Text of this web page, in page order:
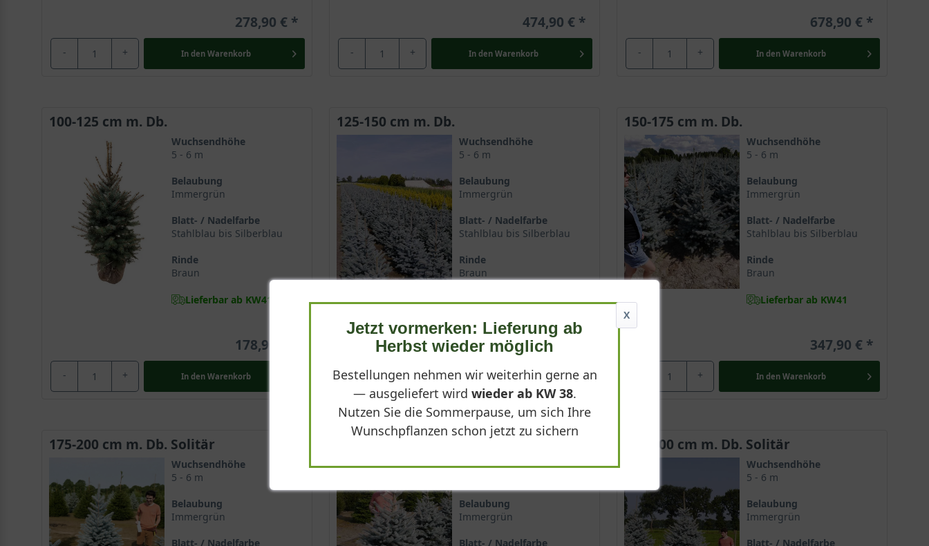
278,90 €
- + In den Warenkorb
474,90 €
- + In den Warenkorb
678,90 €
- + In den Warenkorb
100-125 cm m. Db.
Wuchsendhöhe
5 - 6 m
Belaubung
Immergrün
Blatt- / Nadelfarbe
Stahlblau bis Silberblau
Rinde
Braun
Lieferbar ab KW41
178,90 €
- + In den Warenkorb
125-150 cm m. Db.
Wuchsendhöhe
5 - 6 m
Belaubung
Immergrün
Blatt- / Nadelfarbe
Stahlblau bis Silberblau
Rinde
Braun
Lieferbar ab KW41
267,90 €
- + In den Warenkorb
150-175 cm m. Db.
Wuchsendhöhe
5 - 6 m
Belaubung
Immergrün
Blatt- / Nadelfarbe
Stahlblau bis Silberblau
Rinde
Braun
Lieferbar ab KW41
347,90 €
+ In den Warenkorb
175-200 cm m. Db. Solitär
Wuchsendhöhe
5 - 6 m
Belaubung
Immergrün
Blatt- / Nadelfarbe
200-250 cm m. Db. Solitär
Wuchsendhöhe
Belaubung
Immergrün
Blatt- / Nadelfarbe
250-300 cm m. Db. Solitär
Wuchsendhöhe
5 - 6 m
Belaubung
Immergrün
Blatt- / Nadelfarbe
X
Jetzt vormerken: Lieferung ab
Herbst wieder möglich
Bestellungen nehmen wir weiterhin gerne an
— ausgeliefert wird wieder ab KW 38.
Nutzen Sie die Sommerpause, um sich Ihre
Wunschpflanzen schon jetzt zu sichern